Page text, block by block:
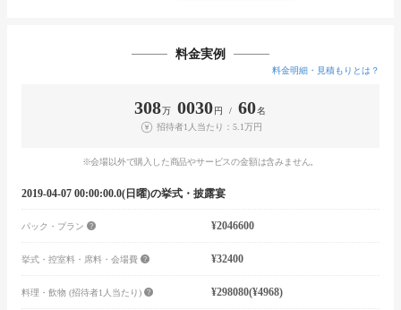
料金実例
料金明細・見積もりとは？
308万 0030 円 / 60名
招待者1人当たり：5.1万円
※会場以外で購入した商品やサービスの金額は含みません。
2019-04-07 00:00:00.0(日曜)の挙式・披露宴
パック・プラン ¥2046600
挙式・控室料・席料・会場費 ¥32400
料理・飲物 (招待者1人当たり) ¥298080(¥4968)